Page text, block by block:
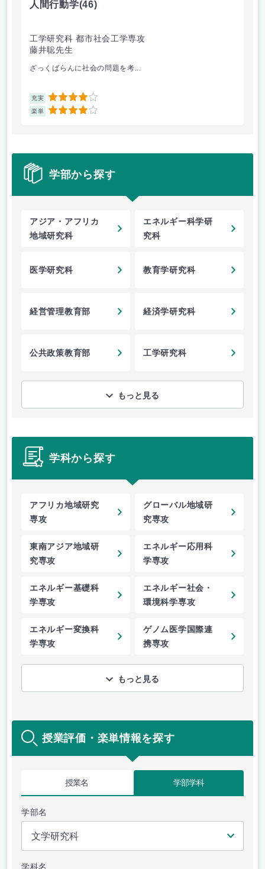
人間行動学(46)
工学研究科 都市社会工学専攻
藤井聡先生
ざっくばらんに社会の問題を考...
充実 4
楽単 4
学部から探す
アジア・アフリカ
地域研究科
エネルギー科学研
究科
医学研究科 教育学研究科
経営管理教育部 経済学研究科
公共政策教育部 工学研究科
もっと見る
学科から探す
アフリカ地域研究
専攻
グローバル地域研
究専攻
東南アジア地域研
究専攻
エネルギー応用科
学専攻
エネルギー基礎科
学専攻
エネルギー社会・
環境科学専攻
エネルギー変換科
学専攻
ゲノム医学国際連
携専攻
もっと見る
授業評価・楽単情報を探す
授業名 学部学科
学部名
学科名